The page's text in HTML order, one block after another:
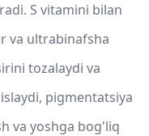
S vitamini bilan
va ultrabinafsha
tozalaydi va
pigmentatsiya
va yoshga bog'liq